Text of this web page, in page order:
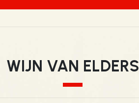
WIJN VAN ELDERS